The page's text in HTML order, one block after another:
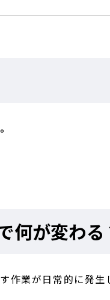
何が変わる
作業が日常的に発生